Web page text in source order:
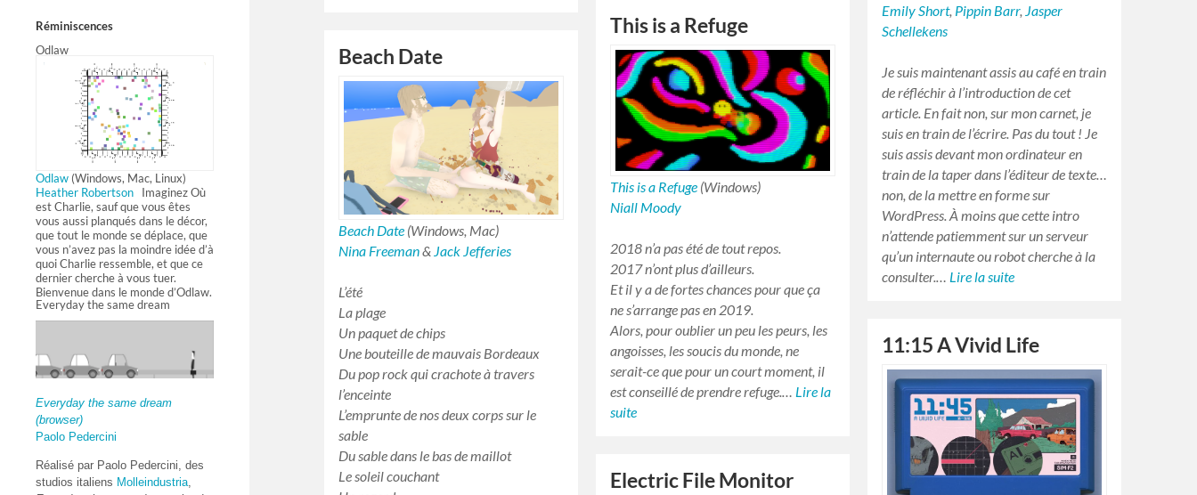
Réminiscences
Odlaw
Odlaw (Windows, Mac, Linux)
Heather Robertson Imaginez Où
est Charlie, sauf que vous êtes
vous aussi planqués dans le décor,
que tout le monde se déplace, que
vous n’avez pas la moindre idée d’à
quoi Charlie ressemble, et que ce
dernier cherche à vous tuer.
Bienvenue dans le monde d’Odlaw.
Everyday the same dream
Everyday the same dream
(browser)
Paolo Pedercini
Réalisé par Paolo Pedercini, des
studios italiens Molleindustria
Emily Short, Pippin Barr, Jasper
Schellekens
Je suis maintenant assis au café en train
de réfléchir à l’introduction de cet
article. En fait non, sur mon carnet, je
suis en train de l’écrire. Pas du tout ! Je
suis assis devant mon ordinateur en
train de la taper dans l’éditeur de texte…
non, de la mettre en forme sur
WordPress. À moins que cette intro
n’attende patiemment sur un serveur
qu’un internaute ou robot cherche à la
consulter.… Lire la suite
This is a Refuge
This is a Refuge (Windows)
Niall Moody
2018 n’a pas été de tout repos.
2017 n’ont plus d’ailleurs.
Et il y a de fortes chances pour que ça
ne s’arrange pas en 2019.
Alors, pour oublier un peu les peurs, les
angoisses, les soucis du monde, ne
serait-ce que pour un court moment, il
est conseillé de prendre refuge.… Lire la
suite
Beach Date
Beach Date (Windows, Mac)
Nina Freeman& Jack Jefferies
L’été
La plage
Un paquet de chips
Une bouteille de mauvais Bordeaux
Du pop rock qui crachote à travers
l’enceinte
L’emprunte de nos deux corps sur le
sable
Du sable dans le bas de maillot
Le soleil couchant
11:15 A Vivid Life
Electric File Monitor